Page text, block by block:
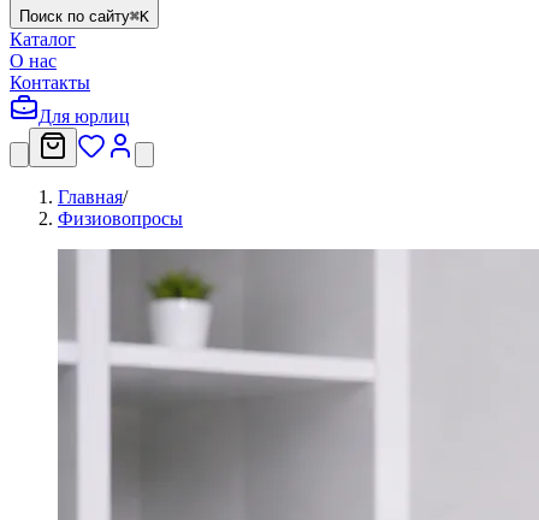
Поиск по сайту⌘K
Каталог
О нас
Контакты
Для юрлиц
Главная/
Физиовопросы